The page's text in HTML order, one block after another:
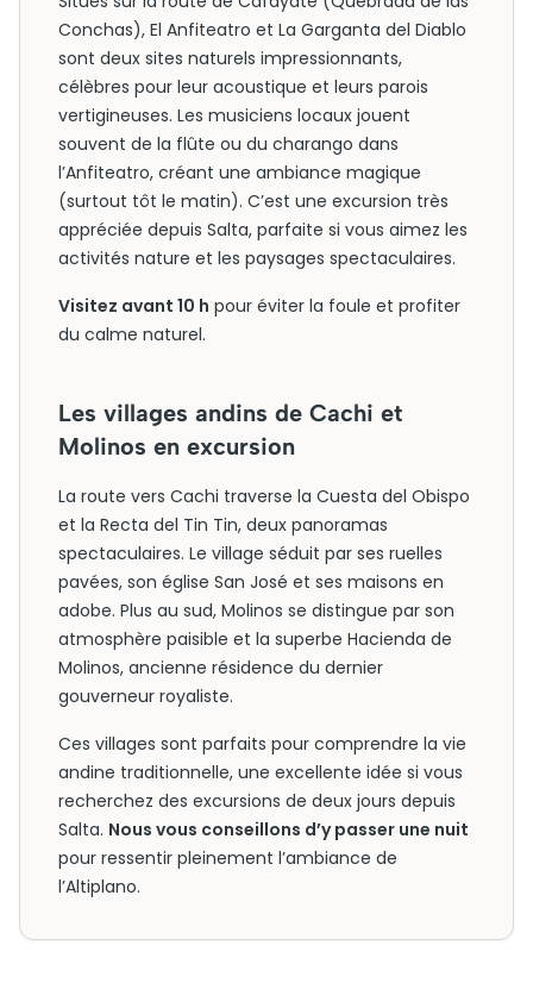
Conchas), El Anfiteatro et La Garganta del Diablo
sont deux sites naturels impressionnants,
célèbres pour leur acoustique et leurs parois
vertigineuses. Les musiciens locaux jouent
souvent de la flûte ou du charango dans
l’Anfiteatro, créant une ambiance magique
(surtout tôt le matin). C’est une excursion très
appréciée depuis Salta, parfaite si vous aimez les
activités nature et les paysages spectaculaires.
Visitez avant 10 h pour éviter la foule et profiter
du calme naturel.
Les villages andins de Cachi et
Molinos en excursion
La route vers Cachi traverse la Cuesta del Obispo
et la Recta del Tin Tin, deux panoramas
spectaculaires. Le village séduit par ses ruelles
pavées, son église San José et ses maisons en
adobe. Plus au sud, Molinos se distingue par son
atmosphère paisible et la superbe Hacienda de
Molinos, ancienne résidence du dernier
gouverneur royaliste.
Ces villages sont parfaits pour comprendre la vie
andine traditionnelle, une excellente idée si vous
recherchez des excursions de deux jours depuis
Salta. Nous vous conseillons d’y passer une nuit
pour ressentir pleinement l’ambiance de
l’Altiplano.